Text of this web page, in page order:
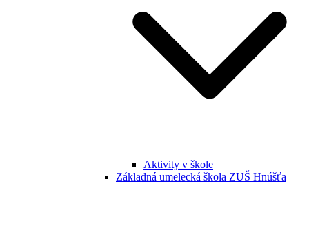
Aktivity v škole
Základná umelecká škola ZUŠ Hnúšťa